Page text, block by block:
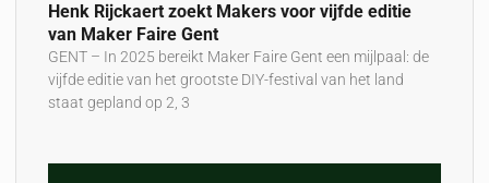
Henk Rijckaert zoekt Makers voor vijfde editie
van Maker Faire Gent
GENT – In 2025 bereikt Maker Faire Gent een mijlpaal: de
vijfde editie van het grootste DIY-festival van het land
staat gepland op 2, 3